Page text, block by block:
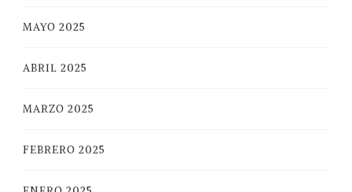
MAYO 2025
ABRIL 2025
MARZO 2025
FEBRERO 2025